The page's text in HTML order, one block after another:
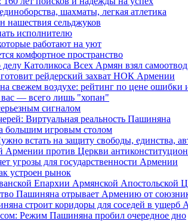
шахматы, легкая атлетика
нашествия сельджуков
исполнителю
работают на уют
комфортное пространство
Католикоса Всех Армян взял самоотвод
рейдерский захват НОК Армении
свежем воздухе: рейтинг по цене ошибки
— всего лишь "хопан"
сигналом
Виртуальная реальность Пашиняна
большим игровым столом
встать на защиту свободы, единства,
против Церкви
угрозы для государственности Армении
устроен рынок
Епархии Армянской Апостольской
Пашиняна отрывает Армению от
строит коридоры для соседей в ущерб
Режим Пашиняна пробил очередное дно